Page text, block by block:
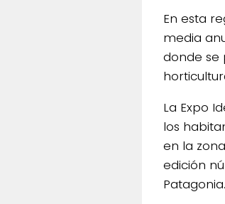
En esta
media
donde se
La Expo
los
en la
edición
Patagonia.